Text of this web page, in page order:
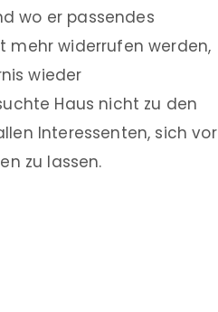
wo er passendes
mehr widerrufen werden,
wieder
Haus nicht zu den
Interessenten, sich vor
zu lassen.